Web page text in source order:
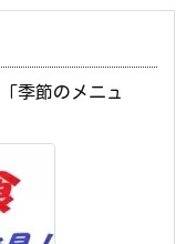
季節のメニュ